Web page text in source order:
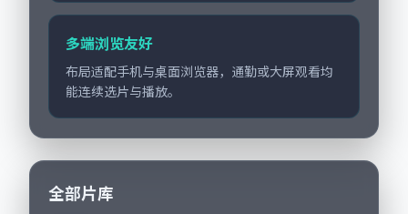
多端浏览友好
布局适配手机与桌面浏览器，通勤或大屏观看均
能连续选片与播放。
全部片库